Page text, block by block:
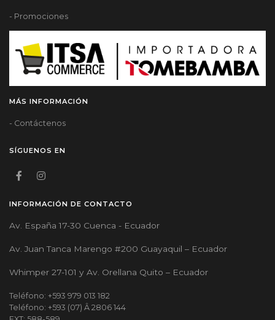
- Promociones
MÁS INFORMACIÓN
- Contáctenos
SÍGUENOS EN
INFORMACIÓN DE CONTACTO
Av. España 17-30 Cuenca - Ecuador
Av. Juan Tanca Marengo #200 Guayaquil – Ecuador
Whimper 27-101 y Av. Orellana Quito – Ecuador
Teléfono: +593 979 013 182
Teléfono: +593 (07) Â 2806 144